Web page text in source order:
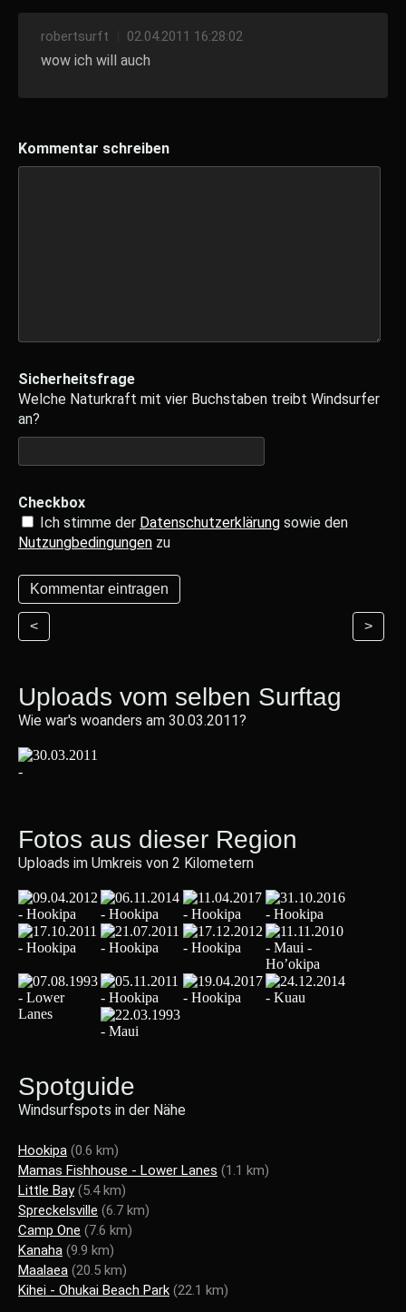
robertsurft 02.04.2011 16:28:02
wow ich will auch
Kommentar schreiben
Sicherheitsfrage
Welche Naturkraft mit vier Buchstaben treibt Windsurfer
an?
Checkbox
Ich stimme der Datenschutzerklärung sowie den
Nutzungbedingungen zu
< >
Uploads vom selben Surftag
Wie war's woanders am 30.03.2011?
Fotos aus dieser Region
Uploads im Umkreis von 2 Kilometern
Spotguide
Windsurfspots in der Nähe
Hookipa (0.6 km)
Mamas Fishhouse - Lower Lanes (1.1 km)
Little Bay (5.4 km)
Spreckelsville (6.7 km)
Camp One (7.6 km)
Kanaha (9.9 km)
Maalaea (20.5 km)
Kihei - Ohukai Beach Park (22.1 km)